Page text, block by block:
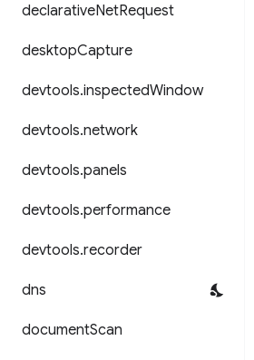
declarativeNetRequest
desktopCapture
devtools.inspectedWindow
devtools.network
devtools.panels
devtools.performance
devtools.recorder
dns
documentScan